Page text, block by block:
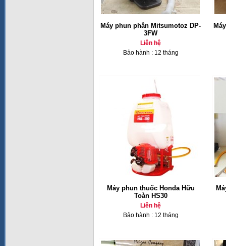
Máy phun phân Mitsumotoz DP-
3FW
Liên hệ
Bảo hành : 12 tháng
Máy phun thuốc Honda Hữu
Toàn HS30
Liên hệ
Bảo hành : 12 tháng